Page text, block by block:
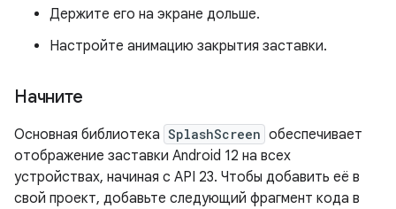
Держите его на экране дольше.
Настройте анимацию закрытия заставки.
Начните
Основная библиотека SplashScreen обеспечивает
отображение заставки Android 12 на всех
устройствах, начиная с API 23. Чтобы добавить её в
свой проект, добавьте следующий фрагмент кода в